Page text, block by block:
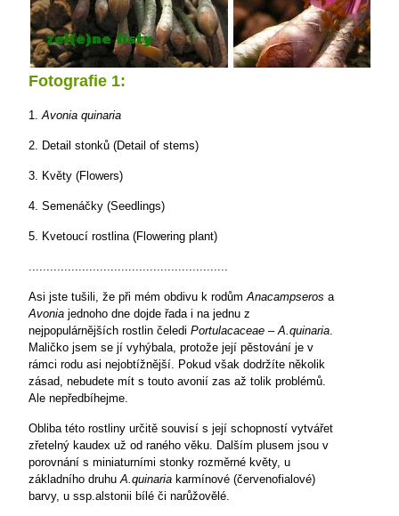
Fotografie 1:
1.Avonia quinaria
2. Detail stonků (Detail of stems)
3. Květy (Flowers)
4. Semenáčky (Seedlings)
5. Kvetoucí rostlina (Flowering plant)
........................................................
Asi jste tušili, že při mém obdivu k rodůmAnacampseros a
Avonia jednoho dne dojde řada i na jednu z
nejpopulárnějších rostlin čeledi Portulacaceae –A.quinaria.
Maličko jsem se jí vyhýbala, protože její pěstování je v
rámci rodu asi nejobtížnější. Pokud však dodržíte několik
zásad, nebudete mít s touto avonií zas až tolik problémů.
Ale nepředbíhejme.
Obliba této rostliny určitě souvisí s její schopností vytvářet
zřetelný kaudex už od raného věku. Dalším plusem jsou v
porovnání s miniaturními stonky rozměrné květy, u
základního druhuA.quinaria karmínové (červenofialové)
barvy, u ssp.alstonii bílé či narůžovělé.